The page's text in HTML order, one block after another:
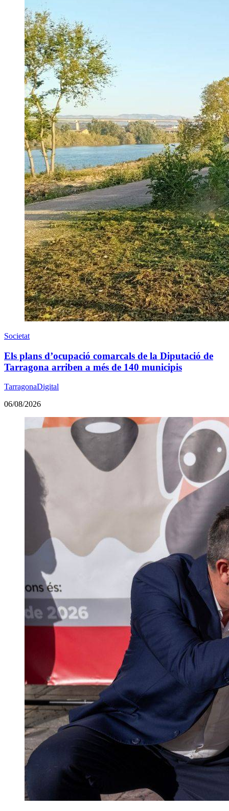
Societat
Els plans d’ocupació comarcals de la Diputació de
Tarragona arriben a més de 140 municipis
TarragonaDigital
06/08/2026